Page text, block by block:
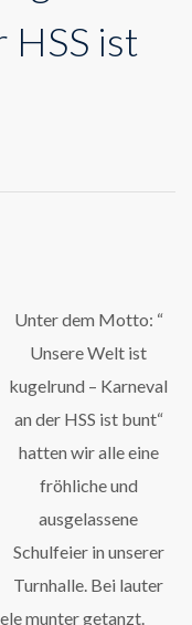
HSS ist
Unter dem Motto: “
Unsere Welt ist
kugelrund – Karneval
an der HSS ist bunt“
hatten wir alle eine
fröhliche und
ausgelassene
Schulfeier in unserer
Turnhalle. Bei lauter
munter getanzt.